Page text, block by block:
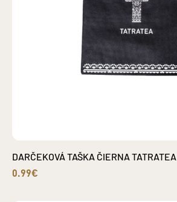
DARČEKOVÁ TAŠKA ČIERNA TATRATEA
0.99€